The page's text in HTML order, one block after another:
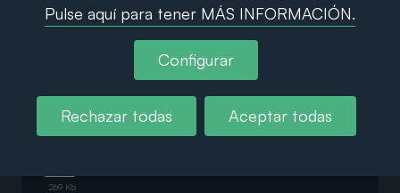
Código Ético
269 Kb
Pulse aquí para tener MÁS INFORMACIÓN.
Configurar
Rechazar todas Aceptar todas